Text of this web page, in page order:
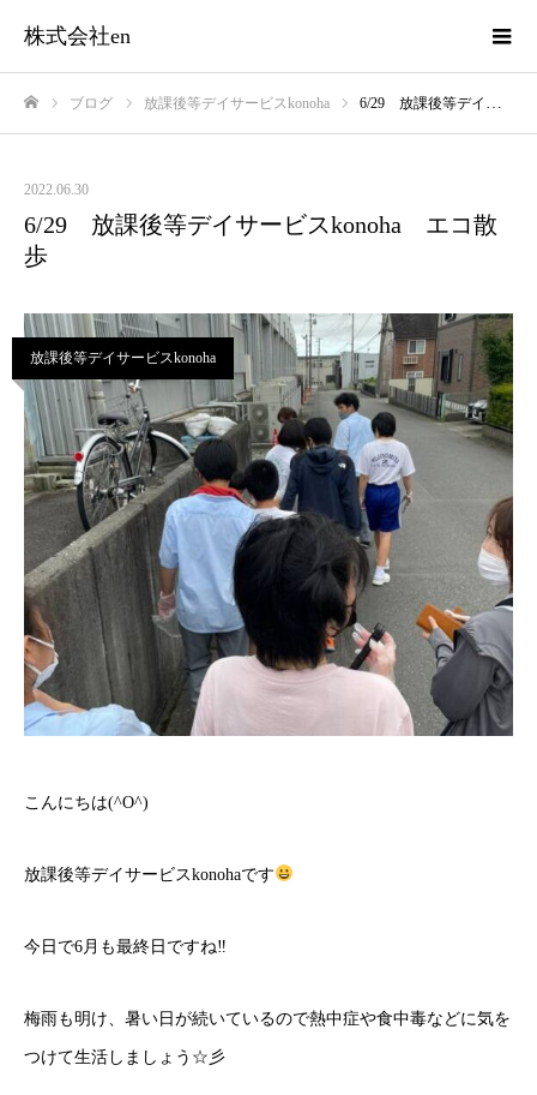
株式会社en
ブログ 放課後等デイサービスkonoha 6/29 放課後等デイサービスkonoha エコ散歩
2022.06.30
6/29 放課後等デイサービスkonoha エコ散
歩
放課後等デイサービスkonoha
こんにちは(^O^)
放課後等デイサービスkonohaです
今日で6月も最終日ですね‼
梅雨も明け、暑い日が続いているので熱中症や食中毒などに気を
つけて生活しましょう☆彡